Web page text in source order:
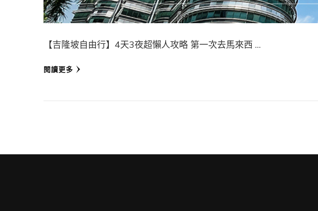
【吉隆坡自由行】4天3夜超懶人攻略 第一次去馬來西 …
閱讀更多